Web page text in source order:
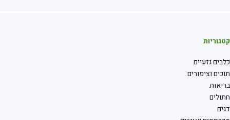
גזעיים
וציפורים